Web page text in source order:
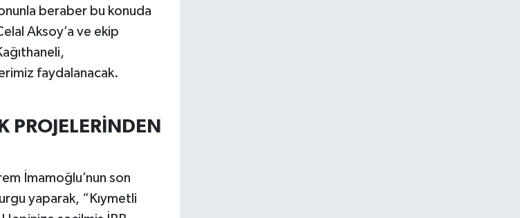
onunla beraber bu konuda
Aksoy’a ve ekip
faydalanacak.
İmamoğlu’nun son
yaparak, “Kıymetli